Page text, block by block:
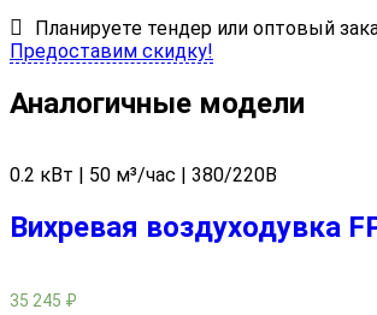
Планируете тендер или оптовый
Предоставим скидку!
Аналогичные модели
0.2 кВт | 50 м³/час | 380/220В
Вихревая воздуходувка
35 245 ₽